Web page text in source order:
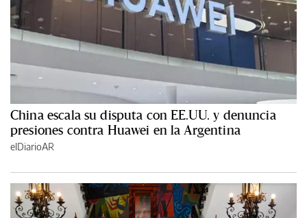
China escala su disputa con EE.UU. y denuncia
presiones contra Huawei en la Argentina
elDiarioAR